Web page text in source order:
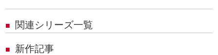
■ 関連シリーズ一覧
■ 新作記事